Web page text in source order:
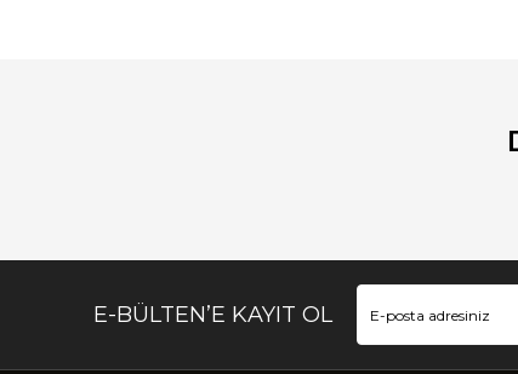
E-BÜLTEN’E KAYIT OL